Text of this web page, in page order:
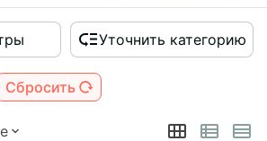
Уточнить категорию
Сбросить